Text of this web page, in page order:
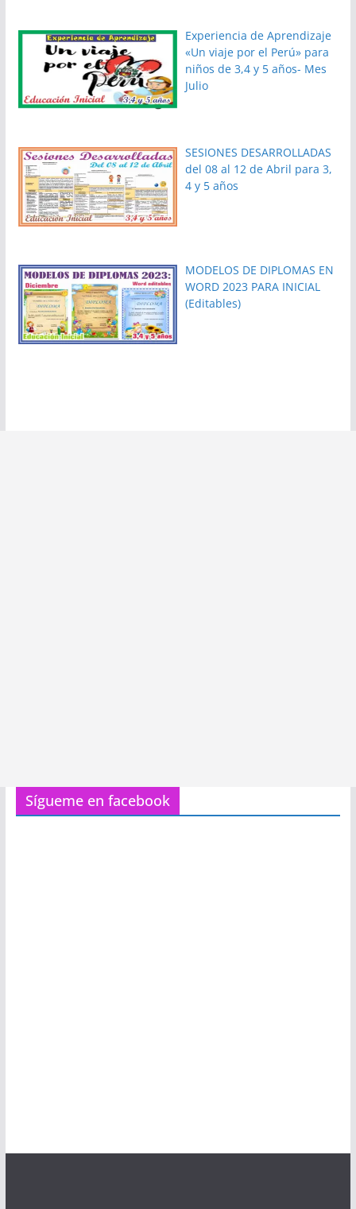
Experiencia de Aprendizaje
«Un viaje por el Perú» para
niños de 3,4 y 5 años- Mes
Julio
SESIONES DESARROLLADAS
del 08 al 12 de Abril para 3,
4 y 5 años
MODELOS DE DIPLOMAS EN
WORD 2023 PARA INICIAL
(Editables)
Sígueme en facebook